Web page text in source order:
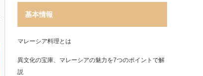
基本情報
マレーシア料理とは
異文化の宝庫、マレーシアの魅力を7つのポイントで解
説